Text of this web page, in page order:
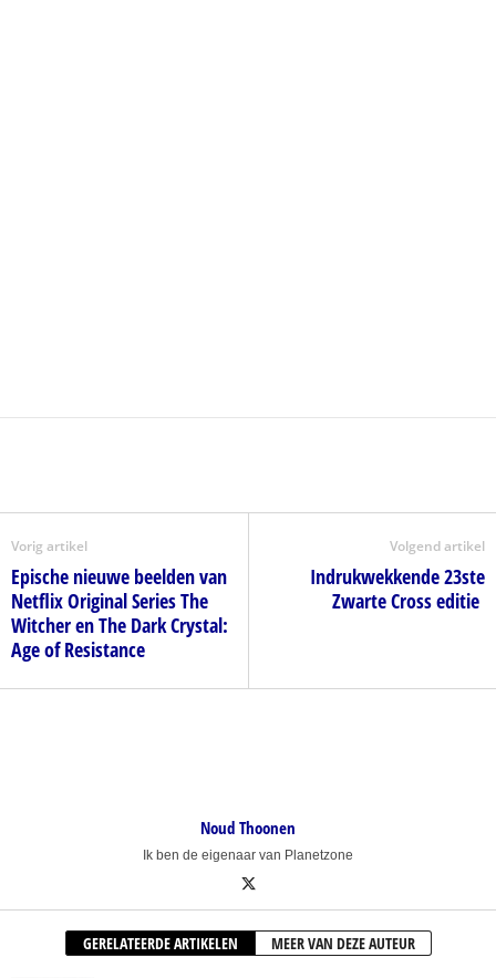
Vorig artikel
Epische nieuwe beelden van
Netflix Original Series The
Witcher en The Dark Crystal:
Age of Resistance
Volgend artikel
Indrukwekkende 23ste
Zwarte Cross editie
Noud Thoonen
Ik ben de eigenaar van Planetzone
GERELATEERDE ARTIKELEN MEER VAN DEZE AUTEUR